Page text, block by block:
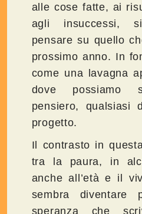
alle cose fatte, ai
agli insuccessi,
pensare su quello
prossimo anno. In
come una lavagna
dove possiamo
pensiero, qualsiasi
progetto.
Il contrasto in
tra la paura, in
anche all’età e il
sembra
speranza che